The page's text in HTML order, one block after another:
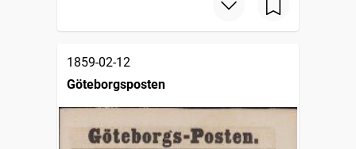
1859-02-12
Göteborgsposten